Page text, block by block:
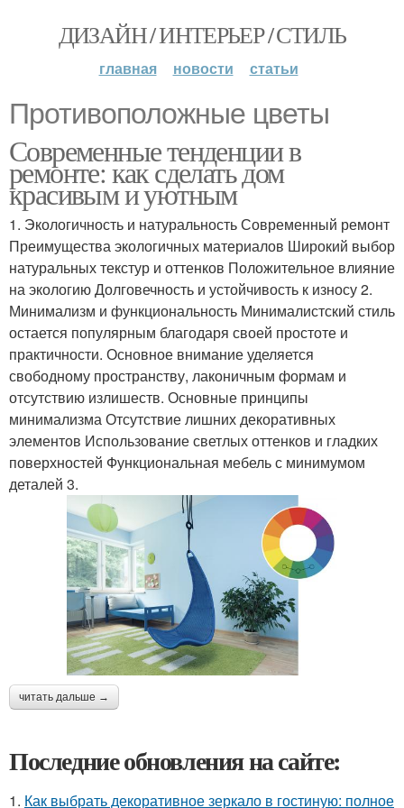
ДИЗАЙН / ИНТЕРЬЕР / СТИЛЬ
главная новости статьи
Противоположные цветы
Современные тенденции в
ремонте: как сделать дом
красивым и уютным
1. Экологичность и натуральность Современный ремонт
Преимущества экологичных материалов Широкий выбор
натуральных текстур и оттенков Положительное влияние
на экологию Долговечность и устойчивость к износу 2.
Минимализм и функциональность Минималистский стиль
остается популярным благодаря своей простоте и
практичности. Основное внимание уделяется
свободному пространству, лаконичным формам и
отсутствию излишеств. Основные принципы
минимализма Отсутствие лишних декоративных
элементов Использование светлых оттенков и гладких
поверхностей Функциональная мебель с минимумом
деталей 3.
читать дальше →
Последние обновления на сайте:
1. Как выбрать декоративное зеркало в гостиную: полное